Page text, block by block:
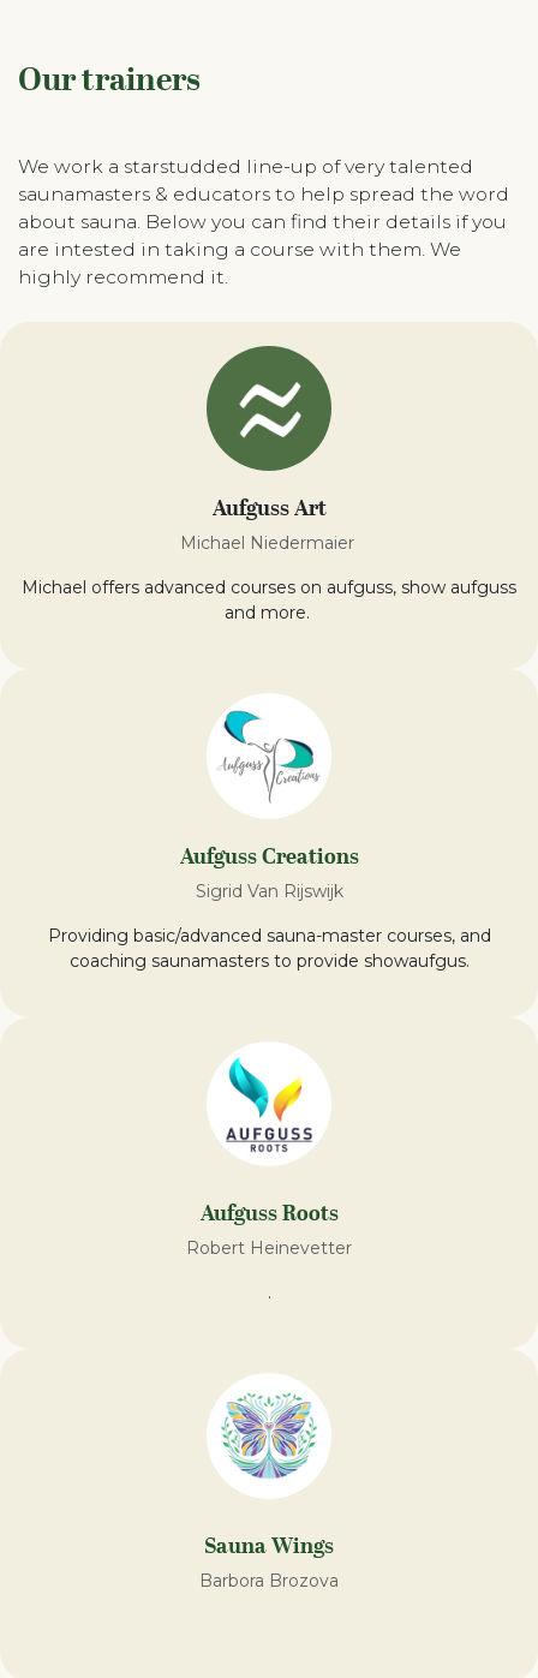
Our trainers
We work a starstudded line-up of very talented
saunamasters & educators to help spread the word
about sauna. Below you can find their details if you
are intested in taking a course with them. We
highly recommend it.
Aufguss Art
Michael Niedermaier
Michael offers advanced courses on aufguss, show aufguss
and more.
Aufguss Creations
Sigrid Van Rijswijk
Providing basic/advanced sauna-master courses, and
coaching saunamasters to provide showaufgus.
Aufguss Roots
Robert Heinevetter
.
Sauna Wings
Barbora Brozova